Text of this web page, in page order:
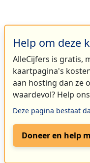
Help om deze
AlleCijfers is gratis,
kaartpagina's
aan hosting dan ze
waardevol? Help
Deze pagina bestaat
Doneer en help